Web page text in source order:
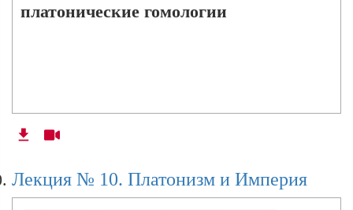
платонические гомологии
Лекция № 10. Платонизм и Империя